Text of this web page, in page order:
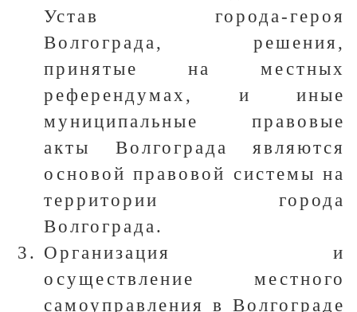
Устав города-героя
Волгограда, решения,
принятые на местных
референдумах, и иные
муниципальные правовые
акты Волгограда являются
основой правовой системы на
территории города
Волгограда.
Организация и
осуществление местного
самоуправления в Волгограде